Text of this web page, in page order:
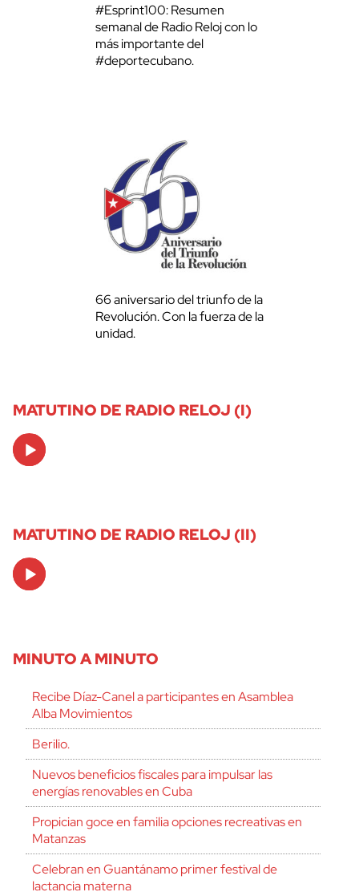
#Esprint100: Resumen
semanal de Radio Reloj con lo
más importante del
#deportecubano.
66 aniversario del triunfo de la
Revolución. Con la fuerza de la
unidad.
MATUTINO DE RADIO RELOJ (I)
Audio
Player
MATUTINO DE RADIO RELOJ (II)
Audio
Player
MINUTO A MINUTO
Recibe Díaz-Canel a participantes en Asamblea
Alba Movimientos
Berilio.
Nuevos beneficios fiscales para impulsar las
energías renovables en Cuba
Propician goce en familia opciones recreativas en
Matanzas
Celebran en Guantánamo primer festival de
lactancia materna